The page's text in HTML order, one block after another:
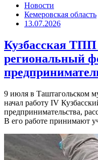
Новости
Кемеровская область
13.07.2026
Кузбасская
региональный
9 июля в Таштагольском
начал работу IV
предпринимательства,
В его работе принимают